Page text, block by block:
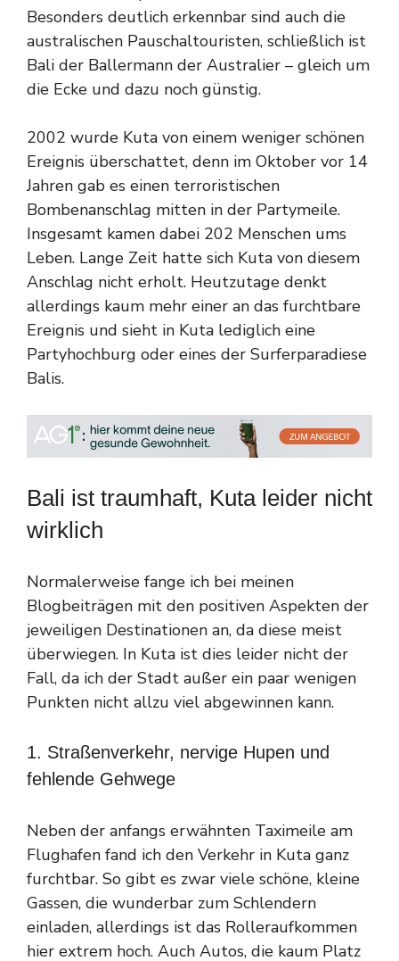
Besonders deutlich erkennbar sind auch die
australischen Pauschaltouristen, schließlich ist
Bali der Ballermann der Australier – gleich um
die Ecke und dazu noch günstig.
2002 wurde Kuta von einem weniger schönen
Ereignis überschattet, denn im Oktober vor 14
Jahren gab es einen terroristischen
Bombenanschlag mitten in der Partymeile.
Insgesamt kamen dabei 202 Menschen ums
Leben. Lange Zeit hatte sich Kuta von diesem
Anschlag nicht erholt. Heutzutage denkt
allerdings kaum mehr einer an das furchtbare
Ereignis und sieht in Kuta lediglich eine
Partyhochburg oder eines der Surferparadiese
Balis.
Bali ist traumhaft, Kuta leider nicht
wirklich
Normalerweise fange ich bei meinen
Blogbeiträgen mit den positiven Aspekten der
jeweiligen Destinationen an, da diese meist
überwiegen. In Kuta ist dies leider nicht der
Fall, da ich der Stadt außer ein paar wenigen
Punkten nicht allzu viel abgewinnen kann.
1. Straßenverkehr, nervige Hupen und
fehlende Gehwege
Neben der anfangs erwähnten Taximeile am
Flughafen fand ich den Verkehr in Kuta ganz
furchtbar. So gibt es zwar viele schöne, kleine
Gassen, die wunderbar zum Schlendern
einladen, allerdings ist das Rolleraufkommen
hier extrem hoch. Auch Autos, die kaum Platz